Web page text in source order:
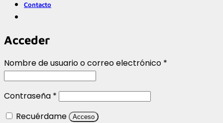
Contacto
Acceder
Nombre de usuario o correo electrónico *
Contraseña * Obligatorio
Recuérdame
Acceso